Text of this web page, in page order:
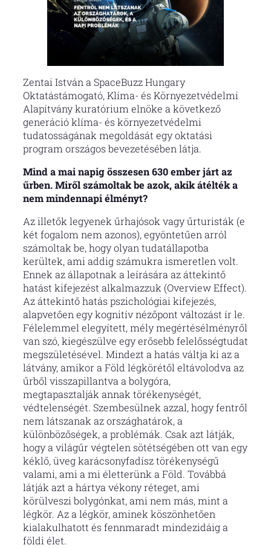
Zentai István a SpaceBuzz Hungary
Oktatástámogató, Klíma- és Környezetvédelmi
Alapítvány kuratórium elnöke a következő
generáció klíma- és környezetvédelmi
tudatosságának megoldását egy oktatási
program országos bevezetésében látja.
Mind a mai napig összesen 630 ember járt az
űrben. Miről számoltak be azok, akik átélték a
nem mindennapi élményt?
Az illetők legyenek űrhajósok vagy űrturisták (e
két fogalom nem azonos), egyöntetűen arról
számoltak be, hogy olyan tudatállapotba
kerültek, ami addig számukra ismeretlen volt.
Ennek az állapotnak a leírására az áttekintő
hatást kifejezést alkalmazzuk (Overview Effect).
Az áttekintő hatás pszichológiai kifejezés,
alapvetően egy kognitív nézőpont változást ír le.
Félelemmel elegyített, mély megértésélményről
van szó, kiegészülve egy erősebb felelősségtudat
megszületésével. Mindezt a hatás váltja ki az a
látvány, amikor a Föld légkörétől eltávolodva az
űrből visszapillantva a bolygóra,
megtapasztalják annak törékenységét,
védtelenségét. Szembesülnek azzal, hogy fentről
nem látszanak az országhatárok, a
különbözőségek, a problémák. Csak azt látják,
hogy a világűr végtelen sötétségében ott van egy
kéklő, üveg karácsonyfadísz törékenységű
valami, ami a mi életterünk a Föld. Továbbá
látják azt a hártya vékony réteget, ami
körülveszi bolygónkat, ami nem más, mint a
légkör. Az a légkör, aminek köszönhetően
kialakulhatott és fennmaradt mindezidáig a
földi élet.